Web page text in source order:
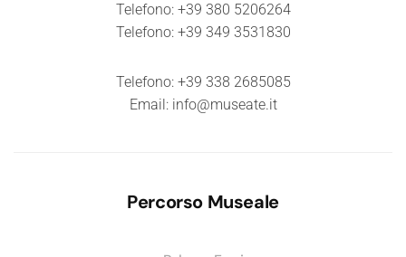
Telefono: ‭‭+39 380 5206264‬‬
Telefono: ‭+39 349 3531830‬‬
Telefono: +39 338 2685085‬
Email: info@museate.it
Percorso Museale